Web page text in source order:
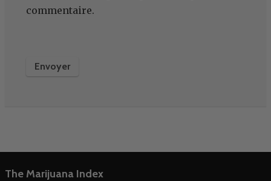
commentaire.
The Marijuana Index